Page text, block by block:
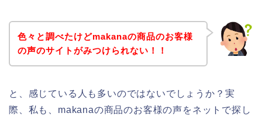
色々と調べたけどmakanaの商品のお客様
の声のサイトがみつけられない！！
と、感じている人も多いのではないでしょうか？実
際、私も、makanaの商品のお客様の声をネットで探し